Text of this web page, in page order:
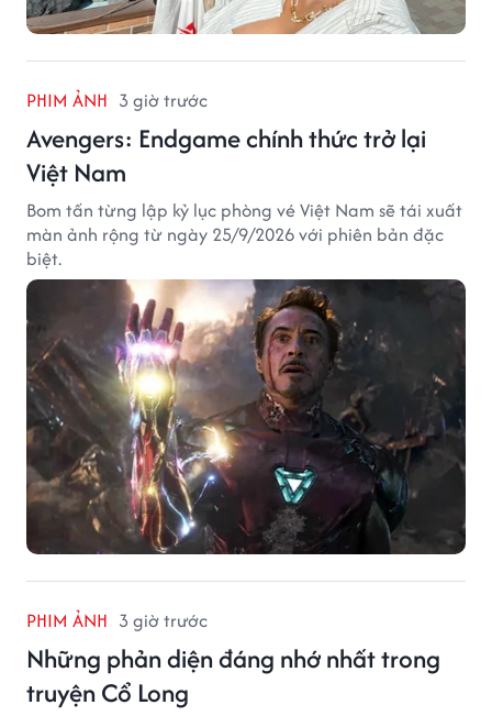
PHIM ẢNH 3 giờ trước
Avengers: Endgame chính thức trở lại
Việt Nam
Bom tấn từng lập kỷ lục phòng vé Việt Nam sẽ tái xuất
màn ảnh rộng từ ngày 25/9/2026 với phiên bản đặc
biệt.
PHIM ẢNH 3 giờ trước
Những phản diện đáng nhớ nhất trong
truyện Cổ Long